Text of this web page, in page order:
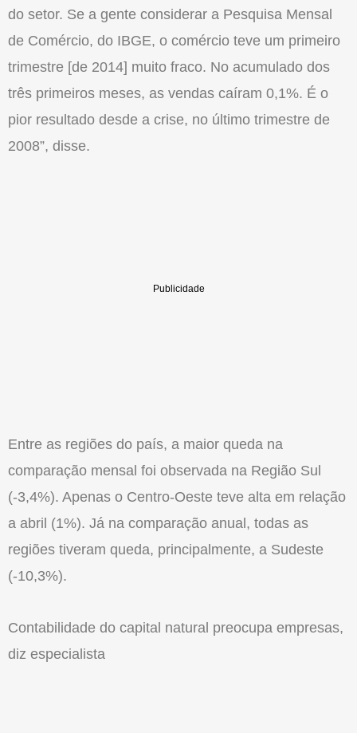
do setor. Se a gente considerar a Pesquisa Mensal
de Comércio, do IBGE, o comércio teve um primeiro
trimestre [de 2014] muito fraco. No acumulado dos
três primeiros meses, as vendas caíram 0,1%. É o
pior resultado desde a crise, no último trimestre de
2008”, disse.
Entre as regiões do país, a maior queda na
comparação mensal foi observada na Região Sul
(-3,4%). Apenas o Centro-Oeste teve alta em relação
a abril (1%). Já na comparação anual, todas as
regiões tiveram queda, principalmente, a Sudeste
(-10,3%).
Contabilidade do capital natural preocupa empresas,
diz especialista